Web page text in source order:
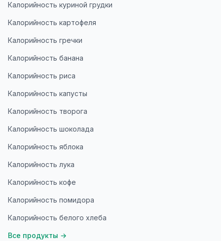
Калорийность куриной грудки
Калорийность картофеля
Калорийность гречки
Калорийность банана
Калорийность риса
Калорийность капусты
Калорийность творога
Калорийность шоколада
Калорийность яблока
Калорийность лука
Калорийность кофе
Калорийность помидора
Калорийность белого хлеба
Все продукты →